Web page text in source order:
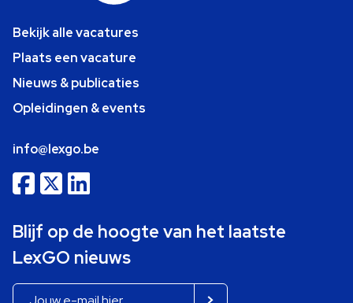
Bekijk alle vacatures
Plaats een vacature
Nieuws & publicaties
Opleidingen & events
info@lexgo.be
Blijf op de hoogte van het laatste
LexGO nieuws